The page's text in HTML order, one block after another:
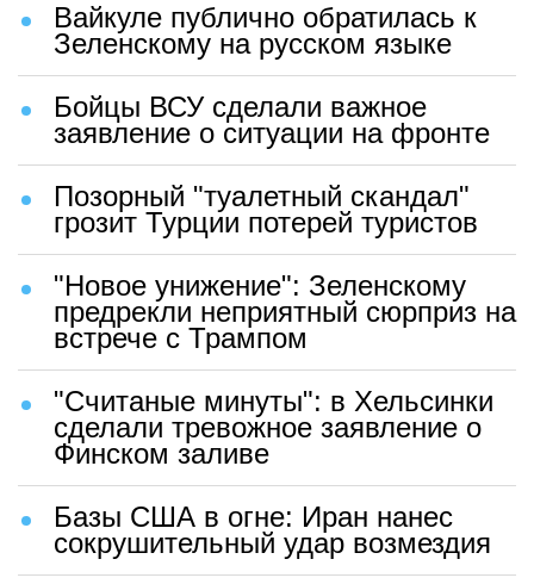
Вайкуле публично обратилась к
Зеленскому на русском языке
Бойцы ВСУ сделали важное
заявление о ситуации на фронте
Позорный "туалетный скандал"
грозит Турции потерей туристов
"Новое унижение": Зеленскому
предрекли неприятный сюрприз на
встрече с Трампом
"Считаные минуты": в Хельсинки
сделали тревожное заявление о
Финском заливе
Базы США в огне: Иран нанес
сокрушительный удар возмездия